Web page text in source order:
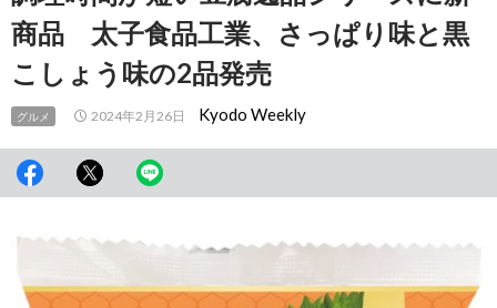
動
商品 太子食品工業、さっぱり味と黒
こしょう味の2品発売
グルメ 2024年2月26日 Kyodo Weekly